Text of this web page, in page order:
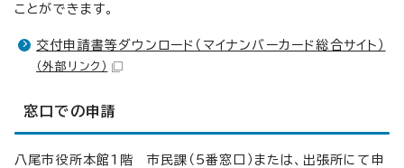
ことができます。
交付申請書等ダウンロード（マイナンバーカード総合サイト）
（外部リンク）
窓口での申請
八尾市役所本館1階 市民課（5番窓口）または、出張所にて申